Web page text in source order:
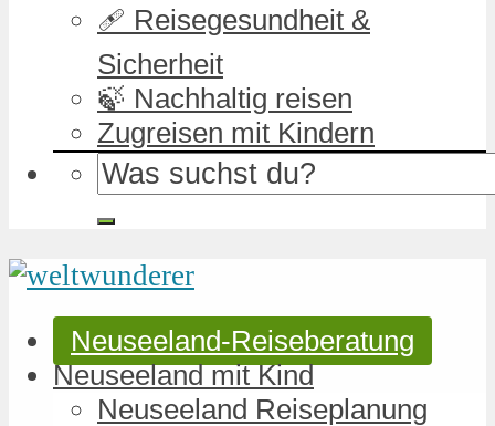
🩹 Reisegesundheit &
Sicherheit
🍃 Nachhaltig reisen
Zugreisen mit Kindern
Neuseeland-Reiseberatung
Neuseeland mit Kind
Neuseeland Reiseplanung